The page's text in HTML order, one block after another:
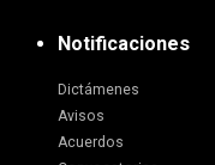
Notificaciones
Dictámenes
Avisos
Acuerdos